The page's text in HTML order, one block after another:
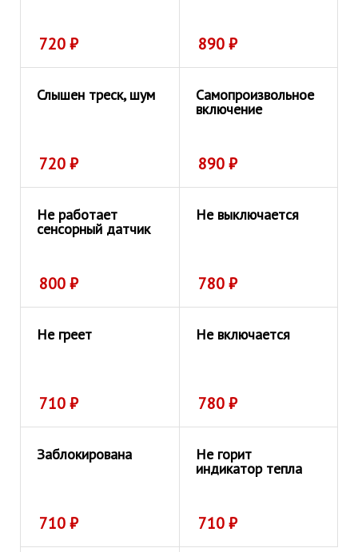
720₽ 890₽
Слышен треск, шум
720₽
Самопроизвольное
включение
890₽
Не работает
сенсорный датчик
800₽
Не выключается
780₽
Не греет
710₽
Не включается
780₽
Заблокирована
710₽
Не горит
индикатор тепла
710₽